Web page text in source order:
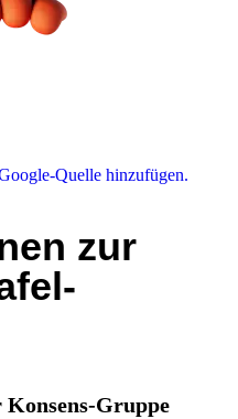
Quelle hinzufügen.
zur
Gruppe